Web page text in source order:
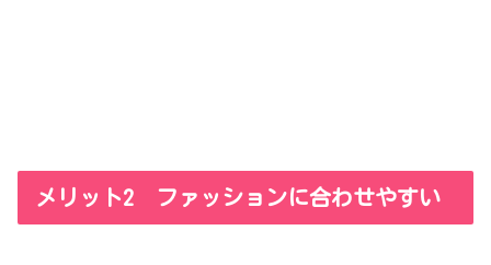
メリット2 ファッションに合わせやすい